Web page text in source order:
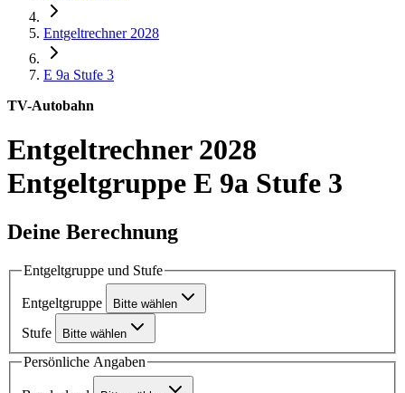
Entgeltrechner 2028
E 9a Stufe 3
TV-Autobahn
Entgeltrechner 2028
Entgeltgruppe E 9a Stufe 3
Deine Berechnung
Entgeltgruppe und Stufe
Entgeltgruppe Bitte wählen
Stufe Bitte wählen
Persönliche Angaben